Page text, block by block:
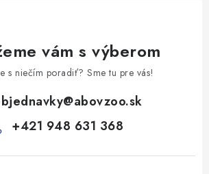
vám s výberom
s niečím poradiť? Sme tu pre vás!
@abovzoo.sk
+421 948 631 368